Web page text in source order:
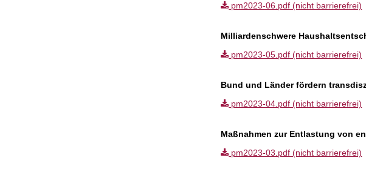
pm2023-06.pdf (nicht barrierefrei)
Milliardenschwere
pm2023-05.pdf (nicht barrierefrei)
Bund und Länder fördern
pm2023-04.pdf (nicht barrierefrei)
Maßnahmen zur Entlastung von
pm2023-03.pdf (nicht barrierefrei)